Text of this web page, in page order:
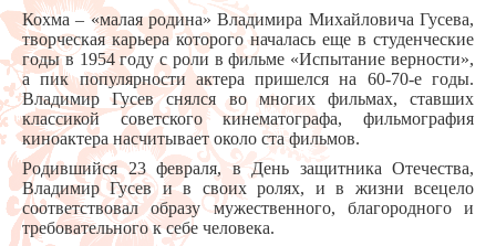
Кохма – «малая родина» Владимира Михайловича Гусева,
творческая карьера которого началась еще в студенческие
годы в 1954 году с роли в фильме «Испытание верности»,
а пик популярности актера пришелся на 60-70-е годы.
Владимир Гусев снялся во многих фильмах, ставших
классикой советского кинематографа, фильмография
киноактера насчитывает около ста фильмов.
Родившийся 23 февраля, в День защитника Отечества,
Владимир Гусев и в своих ролях, и в жизни всецело
соответствовал образу мужественного, благородного и
требовательного к себе человека.